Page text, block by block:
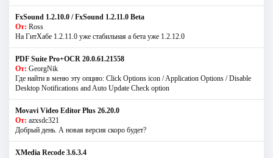
FxSound 1.2.10.0 / FxSound 1.2.11.0 Beta
От: Ross
На ГитХабе 1.2.11.0 уже стабильная а бета уже 1.2.12.0
PDF Suite Pro+OCR 20.0.61.21558
От: GeorgNik
Где найти в меню эту опцию: Click Options icon / Application Options / Disable
Desktop Notifications and Auto Update Check option
Movavi Video Editor Plus 26.20.0
От: azxsdc321
Добрый день. А новая версия скоро будет?
XMedia Recode 3.6.3.4